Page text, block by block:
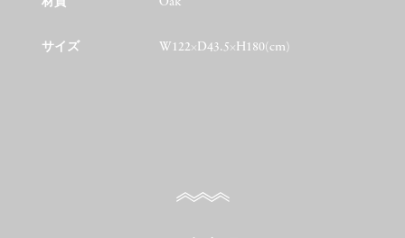
サイズ W122×D43.5×H180(cm)